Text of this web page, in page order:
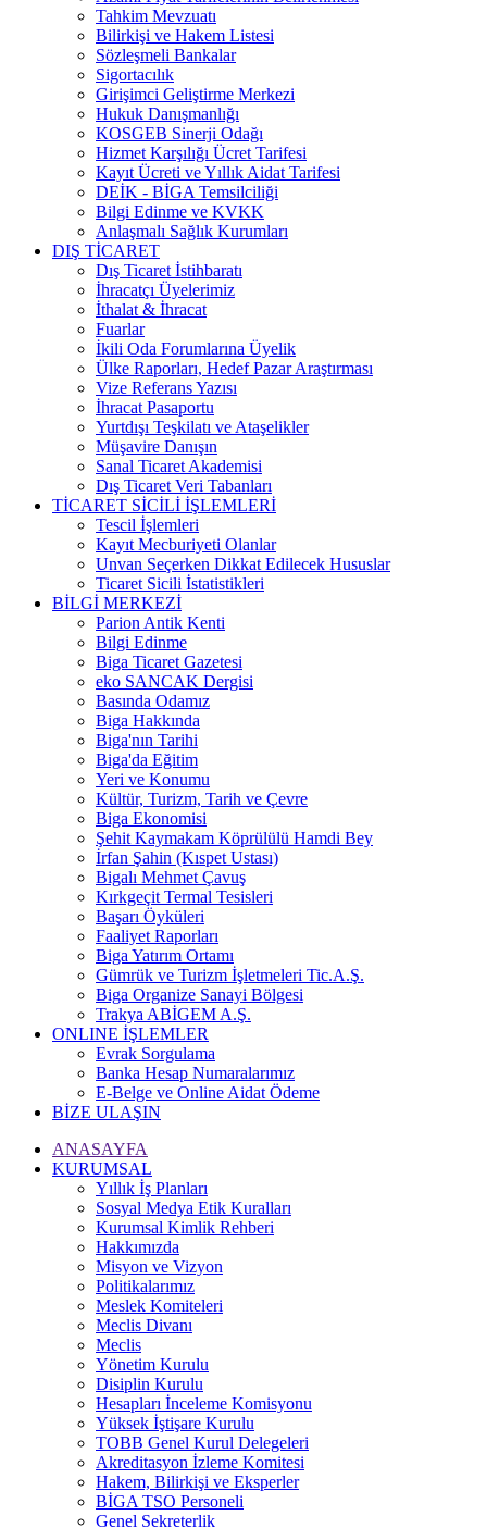
Tahkim Mevzuatı
Bilirkişi ve Hakem Listesi
Sözleşmeli Bankalar
Sigortacılık
Girişimci Geliştirme Merkezi
Hukuk Danışmanlığı
KOSGEB Sinerji Odağı
Hizmet Karşılığı Ücret Tarifesi
Kayıt Ücreti ve Yıllık Aidat Tarifesi
DEİK - BİGA Temsilciliği
Bilgi Edinme ve KVKK
Anlaşmalı Sağlık Kurumları
DIŞ TİCARET
Dış Ticaret İstihbaratı
İhracatçı Üyelerimiz
İthalat & İhracat
Fuarlar
İkili Oda Forumlarına Üyelik
Ülke Raporları, Hedef Pazar Araştırması
Vize Referans Yazısı
İhracat Pasaportu
Yurtdışı Teşkilatı ve Ataşelikler
Müşavire Danışın
Sanal Ticaret Akademisi
Dış Ticaret Veri Tabanları
TİCARET SİCİLİ İŞLEMLERİ
Tescil İşlemleri
Kayıt Mecburiyeti Olanlar
Unvan Seçerken Dikkat Edilecek Hususlar
Ticaret Sicili İstatistikleri
BİLGİ MERKEZİ
Parion Antik Kenti
Bilgi Edinme
Biga Ticaret Gazetesi
eko SANCAK Dergisi
Basında Odamız
Biga Hakkında
Biga'nın Tarihi
Biga'da Eğitim
Yeri ve Konumu
Kültür, Turizm, Tarih ve Çevre
Biga Ekonomisi
Şehit Kaymakam Köprülülü Hamdi Bey
İrfan Şahin (Kıspet Ustası)
Bigalı Mehmet Çavuş
Kırkgeçit Termal Tesisleri
Başarı Öyküleri
Faaliyet Raporları
Biga Yatırım Ortamı
Gümrük ve Turizm İşletmeleri Tic.A.Ş.
Biga Organize Sanayi Bölgesi
Trakya ABİGEM A.Ş.
ONLINE İŞLEMLER
Evrak Sorgulama
Banka Hesap Numaralarımız
E-Belge ve Online Aidat Ödeme
BİZE ULAŞIN
ANASAYFA
KURUMSAL
Yıllık İş Planları
Sosyal Medya Etik Kuralları
Kurumsal Kimlik Rehberi
Hakkımızda
Misyon ve Vizyon
Politikalarımız
Meslek Komiteleri
Meclis Divanı
Meclis
Yönetim Kurulu
Disiplin Kurulu
Hesapları İnceleme Komisyonu
Yüksek İştişare Kurulu
TOBB Genel Kurul Delegeleri
Akreditasyon İzleme Komitesi
Hakem, Bilirkişi ve Eksperler
BİGA TSO Personeli
Genel Sekreterlik